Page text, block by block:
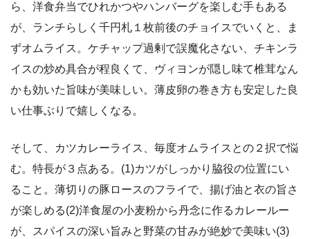
ら、洋食弁当でひれかつやハンバーグを楽しむ手もある
が、ランチらしく千円札１枚前後のチョイスでいくと、ま
ずオムライス。ケチャップ過剰で誤魔化さない、チキンラ
イスの炒め具合が程良くて、ヴィヨンが隠し味て椎茸なん
かも効いた旨味が美味しい。薄皮卵の巻き方も安定した良
い仕事ぶりで嬉しくなる。
そして、カツカレーライス、毎度オムライスとの２択で悩
む。特長が３点ある。(1)カツがしっかり脇役の位置にい
ること。薄切りの豚ロースのフライで、揚げ油と衣の旨さ
が楽しめる(2)洋食屋の小麦粉から丹念に作るカレールー
が、スパイスの深い旨みと野菜の甘みが絶妙で美味い(3)